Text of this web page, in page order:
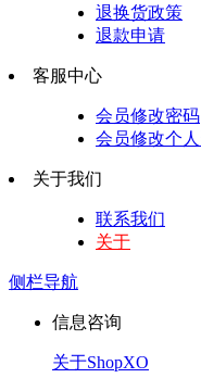
退换货政策
退款申请
客服中心
会员修改密码
会员修改个
关于我们
联系我们
关于
侧栏导航
信息咨询
关于ShopXO